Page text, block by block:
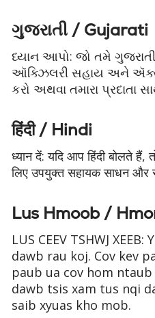
ગુજરાતી / Gujarati
ધ્યાન આપો: જો તમે
ઑક્ઝિલરી સહાય અને
કરો અથવા તમારા પ્રદાતા
हिंदी / Hindi
ध्यान दें: यदि आप हिंदी बोलते हैं,
लिए उपयुक्त सहायक साधन और
Lus Hmoob /
LUS CEEV TSHWJ
dawb rau koj. Cov kev
paub ua cov hom
dawb tsis xam tus nqi
saib xyuas kho mob.